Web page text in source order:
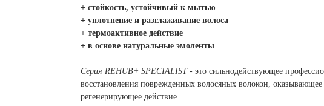
+ стойкость, устойчивый к мытью
+ уплотнение и разглаживание волоса
+ термоактивное действие
+ в основе натуральные эмоленты
Серия REHUB+ SPECIALIST- это сильнодействующее
восстановления поврежденных волосяных волокон,
регенерирующее действие